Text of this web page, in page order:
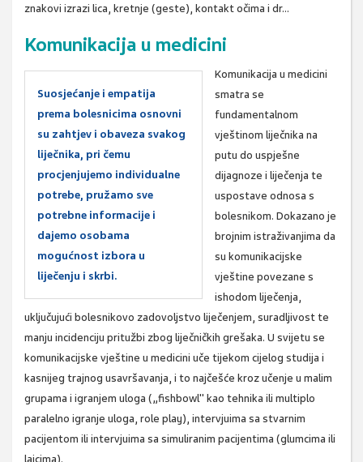
znakovi izrazi lica, kretnje (geste), kontakt očima i dr...
Komunikacija u medicini
Suosjećanje i empatija
prema bolesnicima osnovni
su zahtjev i obaveza svakog
liječnika, pri čemu
procjenjujemo individualne
potrebe, pružamo sve
potrebne informacije i
dajemo osobama
mogućnost izbora u
liječenju i skrbi.
Komunikacija u medicini
smatra se
fundamentalnom
vještinom liječnika na
putu do uspješne
dijagnoze i liječenja te
uspostave odnosa s
bolesnikom. Dokazano je
brojnim istraživanjima da
su komunikacijske
vještine povezane s
ishodom liječenja,
uključujući bolesnikovo zadovoljstvo liječenjem, suradljivost te
manju incidenciju pritužbi zbog liječničkih grešaka. U svijetu se
komunikacijske vještine u medicini uče tijekom cijelog studija i
kasnijeg trajnog usavršavanja, i to najčešće kroz učenje u malim
grupama i igranjem uloga („fishbowl" kao tehnika ili multiplo
paralelno igranje uloga, role play), intervjuima sa stvarnim
pacijentom ili intervjuima sa simuliranim pacijentima (glumcima ili